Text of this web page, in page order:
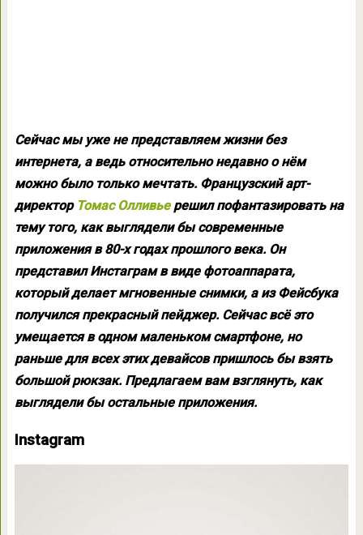
Сейчас мы уже не представляем жизни без
интернета, а ведь относительно недавно о нём
можно было только мечтать. Французский арт-
директор Томас Олливьерешил пофантазировать на
тему того, как выглядели бы современные
приложения в 80-х годах прошлого века. Он
представил Инстаграм в виде фотоаппарата,
который делает мгновенные снимки, а из Фейсбука
получился прекрасный пейджер. Сейчас всё это
умещается в одном маленьком смартфоне, но
раньше для всех этих девайсов пришлось бы взять
большой рюкзак. Предлагаем вам взглянуть, как
выглядели бы остальные приложения.
Instagram